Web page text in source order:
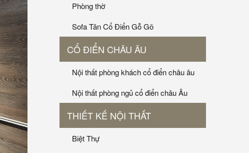
Phòng thờ
Sofa Tân Cổ Điển Gỗ Gõ
CỔ ĐIỂN CHÂU ÂU
Nội thất phòng khách cổ điển châu âu
Nội thất phòng ngủ cổ điển châu Âu
THIẾT KẾ NỘI THẤT
Biệt Thự